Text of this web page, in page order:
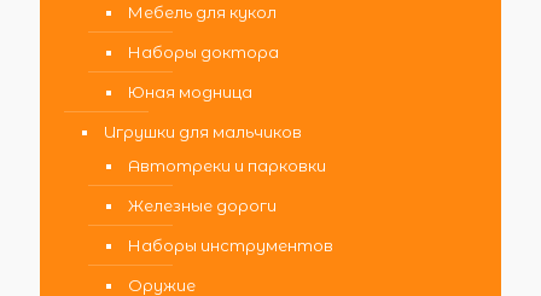
Мебель для кукол
Наборы доктора
Юная модница
Игрушки для мальчиков
Автотреки и парковки
Железные дороги
Наборы инструментов
Оружие